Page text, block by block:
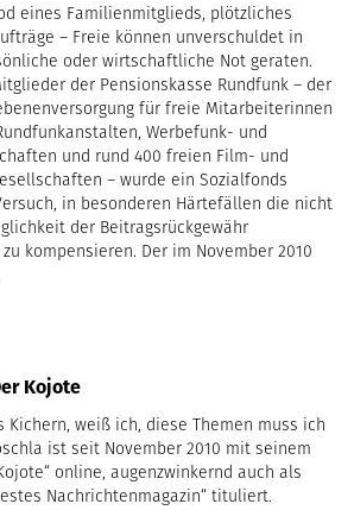
eines Familienmitglieds, plötzliches
– Freie können unverschuldet in
oder wirtschaftliche Not geraten.
der Pensionskasse Rundfunk – der
für freie Mitarbeiterinnen
Werbefunk- und
und rund 400 freien Film- und
– wurde ein Sozialfonds
in besonderen Härtefällen die nicht
der Beitragsrückgewähr
kompensieren. Der im November 2010
Kojote
Kichern, weiß ich, diese Themen muss ich
ist seit November 2010 mit seinem
online, augenzwinkernd auch als
Nachrichtenmagazin“ tituliert.